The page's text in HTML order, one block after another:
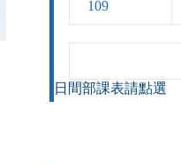
109
日間部課表請點選